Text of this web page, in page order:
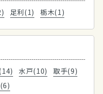
足利(1) 栃木(1)
水戸(10)
取手(9)